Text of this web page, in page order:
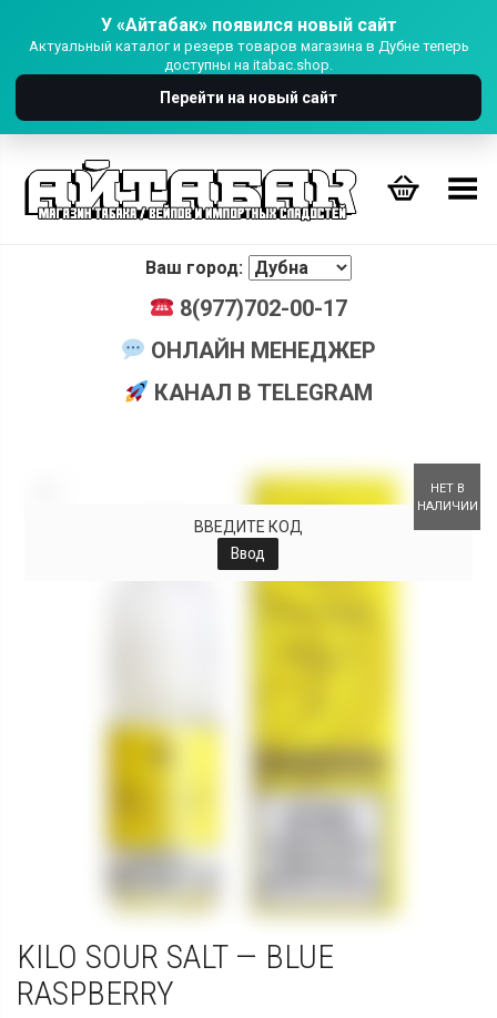
У «Айтабак» появился новый сайт
Актуальный каталог и резерв товаров магазина в Дубне теперь
доступны на itabac.shop.
Перейти на новый сайт
Переключить Меню
Ваш город:
8(977)702-00-17
ОНЛАЙН МЕНЕДЖЕР
КАНАЛ В TELEGRAM
НЕТ В
НАЛИЧИИ
ВВЕДИТЕ КОД
Ввод
KILO SOUR SALT — BLUE
RASPBERRY